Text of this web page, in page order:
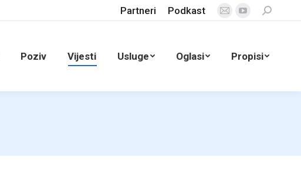
Partneri Podkast
Mail
window
YouTube
in
window
Search:
Poziv Vijesti Usluge Oglasi Propisi